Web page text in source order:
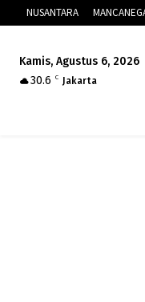
NUSANTARA
Kamis, Agustus 6, 2026
30.6
C Jakarta